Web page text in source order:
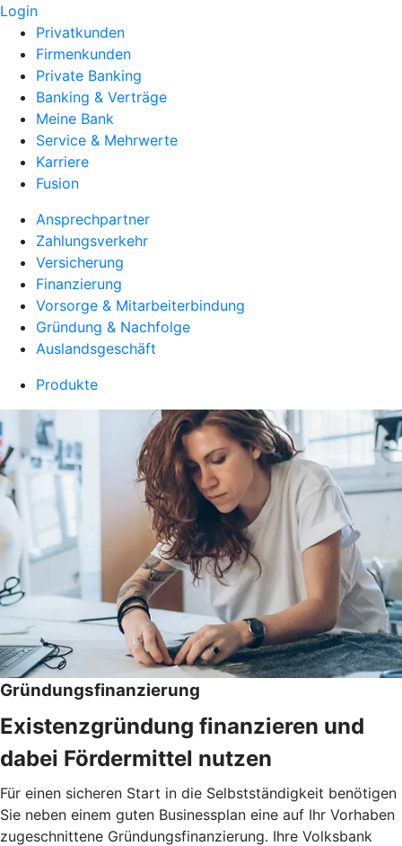
Login
Privatkunden
Firmenkunden
Private Banking
Banking & Verträge
Meine Bank
Service & Mehrwerte
Karriere
Fusion
Ansprechpartner
Zahlungsverkehr
Versicherung
Finanzierung
Vorsorge & Mitarbeiterbindung
Gründung & Nachfolge
Auslandsgeschäft
Produkte
Gründungsfinanzierung
Existenzgründung finanzieren und
dabei Fördermittel nutzen
Für einen sicheren Start in die Selbstständigkeit benötigen
Sie neben einem guten Businessplan eine auf Ihr Vorhaben
zugeschnittene Gründungsfinanzierung. Ihre Volksbank